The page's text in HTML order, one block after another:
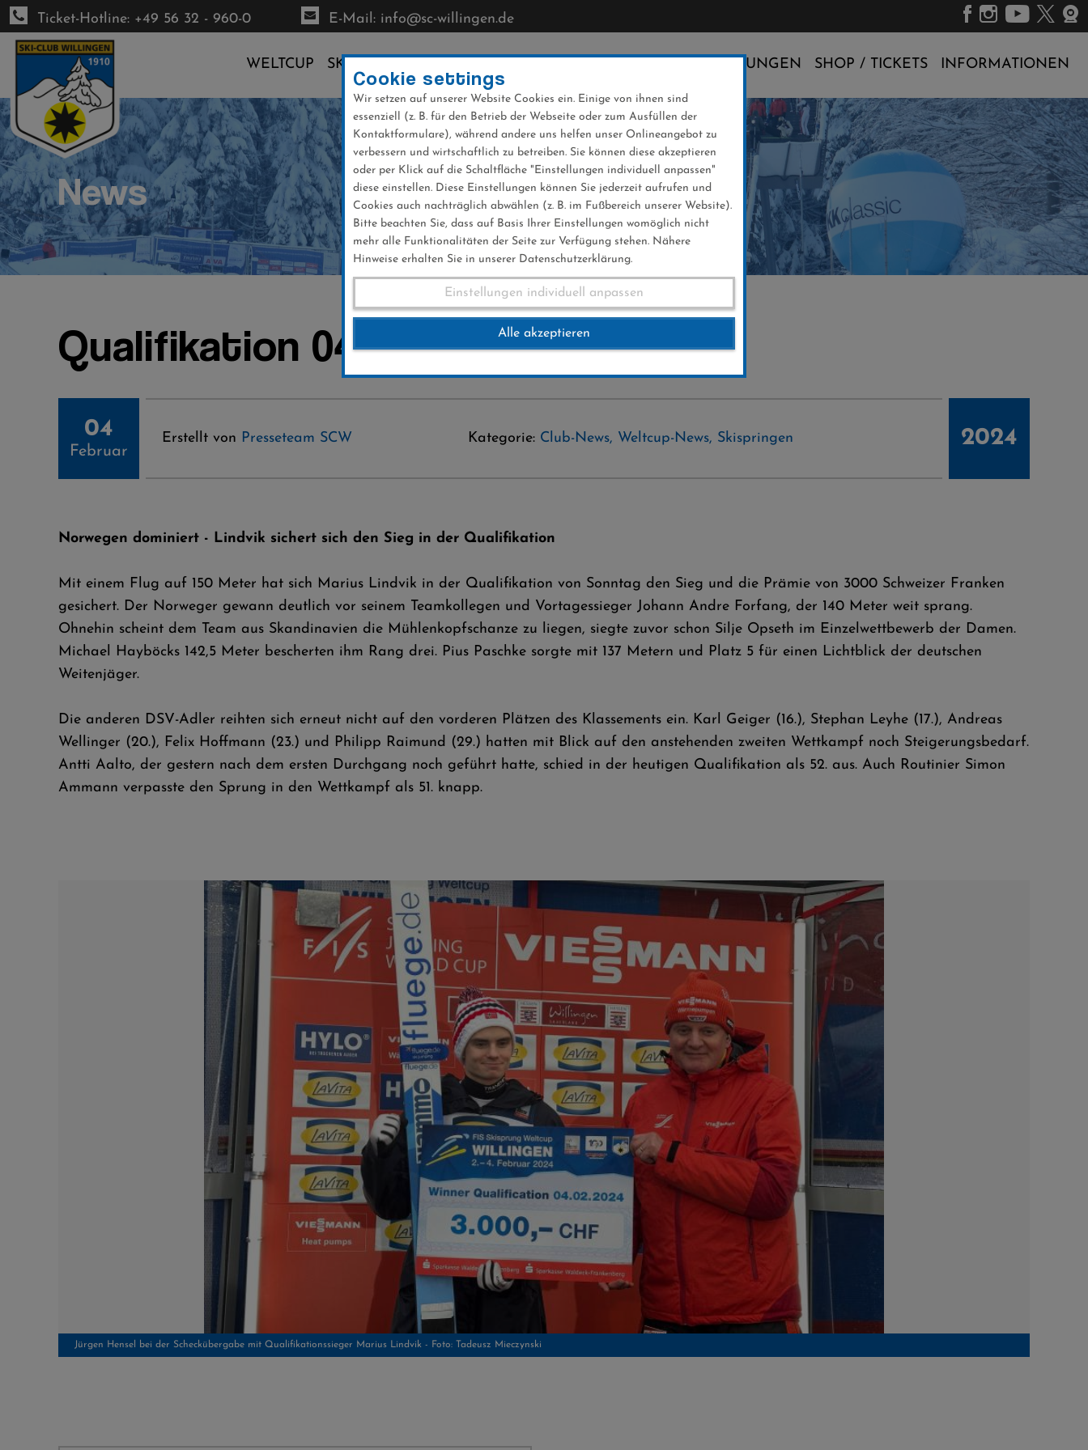
Direkt
zum
Inhalt
Ticket-Hotline: +49 56 32 - 960-0 E-Mail: info@sc-willingen.de
WELTCUP SKI-CLUB VERANSTALTUNGEN SHOP / TICKETS INFORMATIONEN
News
Qualifikation 04.02.2024
04
Februar
Erstellt von Presseteam SCW Kategorie: Club-News, Weltcup-News, Skispringen 2024
Norwegen dominiert - Lindvik sichert sich den Sieg in der Qualifikation
Mit einem Flug auf 150 Meter hat sich Marius Lindvik in der Qualifikation von Sonntag den Sieg und die Prämie von 3000 Schweizer Franken
gesichert. Der Norweger gewann deutlich vor seinem Teamkollegen und Vortagessieger Johann Andre Forfang, der 140 Meter weit sprang.
Ohnehin scheint dem Team aus Skandinavien die Mühlenkopfschanze zu liegen, siegte zuvor schon Silje Opseth im Einzelwettbewerb der Damen.
Michael Hayböcks 142,5 Meter bescherten ihm Rang drei. Pius Paschke sorgte mit 137 Metern und Platz 5 für einen Lichtblick der deutschen
Weitenjäger.
Die anderen DSV-Adler reihten sich erneut nicht auf den vorderen Plätzen des Klassements ein. Karl Geiger (16.), Stephan Leyhe (17.), Andreas
Wellinger (20.), Felix Hoffmann (23.) und Philipp Raimund (29.) hatten mit Blick auf den anstehenden zweiten Wettkampf noch Steigerungsbedarf.
Antti Aalto, der gestern nach dem ersten Durchgang noch geführt hatte, schied in der heutigen Qualifikation als 52. aus. Auch Routinier Simon
Ammann verpasste den Sprung in den Wettkampf als 51. knapp.
Jürgen Hensel bei der Scheckübergabe mit Qualifikationssieger Marius Lindvik - Foto: Tadeusz Mieczynski
Cookie settings
Wir setzen auf unserer Website Cookies ein. Einige von ihnen sind
essenziell (z. B. für den Betrieb der Webseite oder zum Ausfüllen der
Kontaktformulare), während andere uns helfen unser Onlineangebot zu
verbessern und wirtschaftlich zu betreiben. Sie können diese akzeptieren
oder per Klick auf die Schaltfläche "Einstellungen individuell anpassen"
diese einstellen. Diese Einstellungen können Sie jederzeit aufrufen und
Cookies auch nachträglich abwählen (z. B. im Fußbereich unserer Website).
Bitte beachten Sie, dass auf Basis Ihrer Einstellungen womöglich nicht
mehr alle Funktionalitäten der Seite zur Verfügung stehen. Nähere
Hinweise erhalten Sie in unserer Datenschutzerklärung.
Einstellungen individuell anpassen
Alle akzeptieren